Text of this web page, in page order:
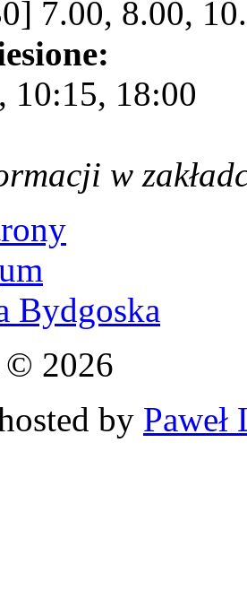
7.00, 8.00,
10:15, 18:00
w
Bydgoska
2026
by